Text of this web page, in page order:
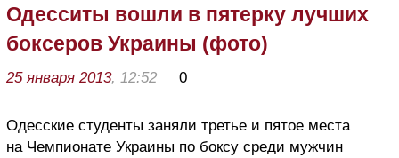
Одесситы вошли в пятерку лучших
боксеров Украины (фото)
25 января 2013, 12:52 0
Одесские студенты заняли третье и пятое места
на Чемпионате Украины по боксу среди мужчин